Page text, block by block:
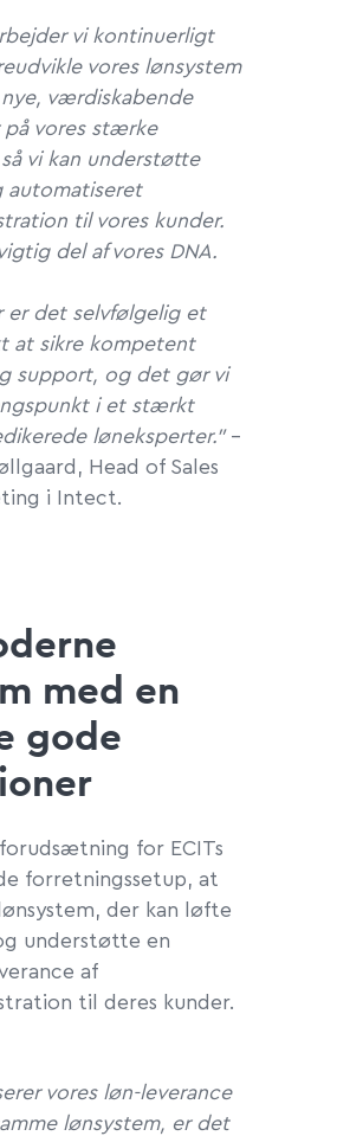
vi kontinuerligt
vores lønsystem
værdiskabende
på vores stærke
vi kan understøtte
automatiseret
til vores kunder.
del af vores DNA.
er det selvfølgelig et
at sikre kompetent
support, og det gør vi
i et stærkt
løneksperter.” –
Head of Sales
i Intect.
med en
gode
for ECITs
forretningssetup, at
der kan løfte
understøtte en
af
til deres kunder.
vores løn-leverance
lønsystem, er det